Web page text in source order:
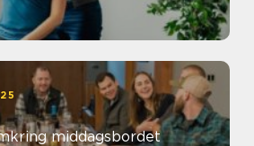
middagsbordet